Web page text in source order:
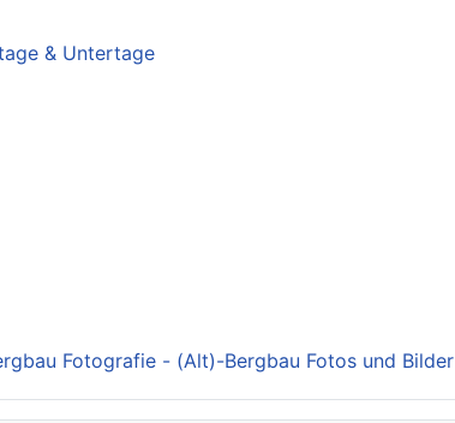
& Untertage
Fotografie - (Alt)-Bergbau Fotos und Bilder